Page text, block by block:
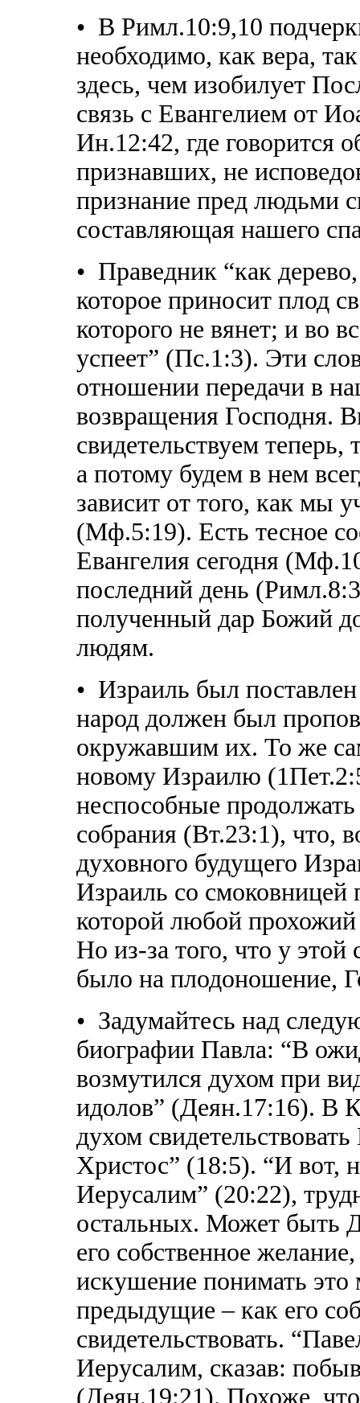
• В Римл.10:9,10
необходимо, как вера,
здесь, чем изобилует
связь с Евангелием от
Ин.12:42, где говорится
признавших, не
признание пред людьми
составляющая нашего
• Праведник “как
которое приносит плод
которого не вянет; и во
успеет” (Пс.1:3). Эти
отношении передачи в
возвращения Господня.
свидетельствуем
а потому будем в нем
зависит от того, как мы
(Мф.5:19). Есть тесное
Евангелия сегодня
последний день
полученный дар Божий
людям.
• Израиль был
народ должен был
окружавшим их. То же
новому Израилю
неспособные
собрания (Вт.23:1), что,
духовного будущего
Израиль со
которой любой
Но из-за того, что у
было на плодоношение,
• Задумайтесь над
биографии Павла: “В
возмутился духом при
идолов” (Деян.17:16). В
духом
Христос” (18:5). “И вот,
Иерусалим” (20:22),
остальных. Может быть
его собственное
искушение понимать это
предыдущие – как его
свидетельствовать.
Иерусалим, сказав:
(Деян.19:21). Похоже, что